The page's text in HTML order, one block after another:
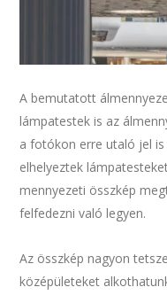
A bemutatott
lámpatestek is az
a fotókon erre utaló jel is
elhelyeztek
mennyezeti összkép
felfedezni való legyen.
Az összkép nagyon
középületeket